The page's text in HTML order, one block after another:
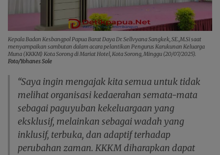
Kepala Badan Kesbangpol Papua Barat Daya Dr. Sellvyana Sangkek, SE.,M.Si saat
menyampaikan sambutan dalam acara pelantikan Pengurus Karukunan Keluarga
Muna (KKKM) Kota Sorong di Mariat Hotel, Kota Sorong, Minggu (20/07/2025).
Foto/Yohanes Sole
“Saya ingin mengajak kita semua untuk tidak
melihat organisasi kedaerahan semata-mata
sebagai paguyuban kekeluargaan yang
eksklusif, melainkan sebagai wadah yang
inklusif, terbuka, dan adaptif terhadap
perubahan zaman. KKKM diharapkan dapat